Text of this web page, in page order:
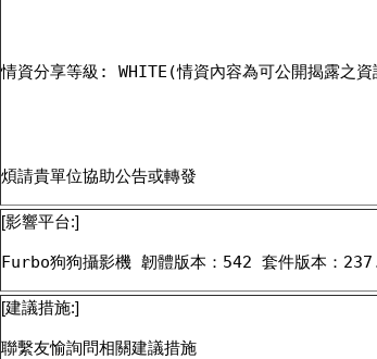
情資分享等級: WHITE(情資內容為可公開揭露之資
煩請貴單位協助公告或轉發
[影響平台:]
Furbo狗狗攝影機 韌體版本：542 套件版本：
[建議措施:]
聯繫友愉詢問相關建議措施